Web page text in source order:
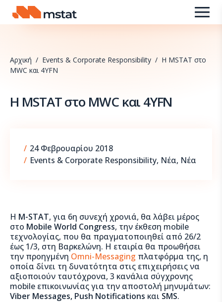
Skip to content
Αρχική / Events & Corporate Responsibility / H MSTAT στο
MWC και 4YFN
H MSTAT στο MWC και 4YFN
/ 24 Φεβρουαρίου 20188 Σεπτεμβρίου 2025
/ Events & Corporate Responsibility, Νέα, Νέα
H Μ-STAT, για 6η συνεχή χρονιά, θα λάβει μέρος
στο Mobile World Congress, την έκθεση mobile
τεχνολογίας, που θα πραγματοποιηθεί από 26/2
έως 1/3, στη Βαρκελώνη. Η εταιρία θα προωθήσει
την προηγμένη Omni-Messaging πλατφόρμα της, η
οποία δίνει τη δυνατότητα στις επιχειρήσεις να
αξιοποιoύν ταυτόχρονα, 3 κανάλια σύγχρονης
mobile επικοινωνίας για την αποστολή μηνυμάτων:
Viber Messages, Push Notifications και SMS.